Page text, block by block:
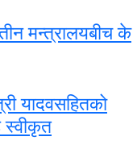
मन्त्रालयबीच के
यादवसहितको
स्वीकृत